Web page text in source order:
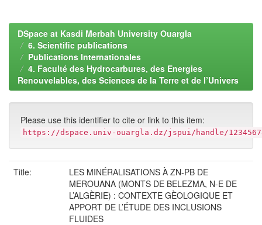
DSpace at Kasdi Merbah University Ouargla
6. Scientific publications
Publications Internationales
4. Faculté des Hydrocarbures, des Energies
Renouvelables, des Sciences de la Terre et de l’Univers
Please use this identifier to cite or link to this item:
https://dspace.univ-ouargla.dz/jspui/handle/
Title:
LES MINÉRALISATIONS À ZN-PB DE
MEROUANA (MONTS DE BELEZMA, N-E DE
L’ALGÈRIE) : CONTEXTE GÈOLOGIQUE ET
APPORT DE L’ÉTUDE DES INCLUSIONS
FLUIDES